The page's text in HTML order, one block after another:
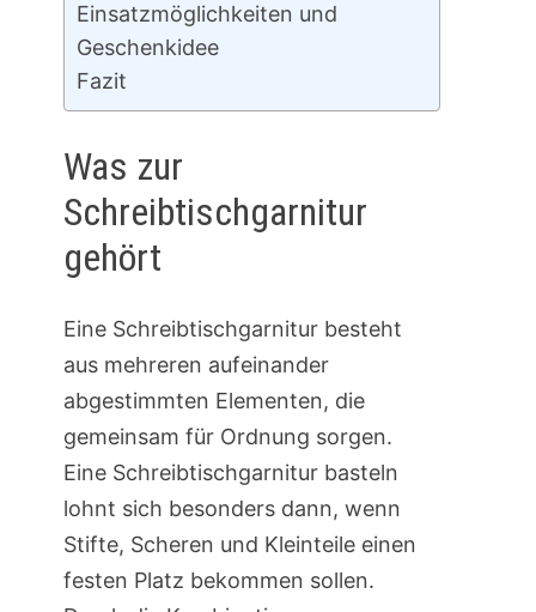
Einsatzmöglichkeiten und
Geschenkidee
Fazit
Was zur
Schreibtischgarnitur
gehört
Eine Schreibtischgarnitur besteht
aus mehreren aufeinander
abgestimmten Elementen, die
gemeinsam für Ordnung sorgen.
Eine Schreibtischgarnitur basteln
lohnt sich besonders dann, wenn
Stifte, Scheren und Kleinteile einen
festen Platz bekommen sollen.